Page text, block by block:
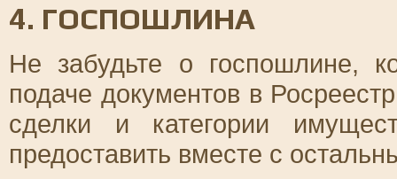
4. ГОСПОШЛИНА
Не забудьте о госпошлине,
подаче документов в
сделки и категории
предоставить вместе с